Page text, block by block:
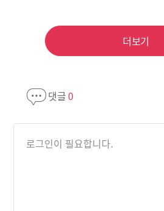
더보기
댓글0
로그인이 필요합니다.